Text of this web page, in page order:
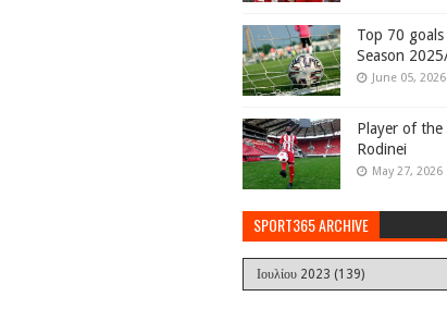
Top 70 goals
Season
June 05, 2026
Player of
Rodinei
May 27, 2026
SPORT365 ARCHIVE